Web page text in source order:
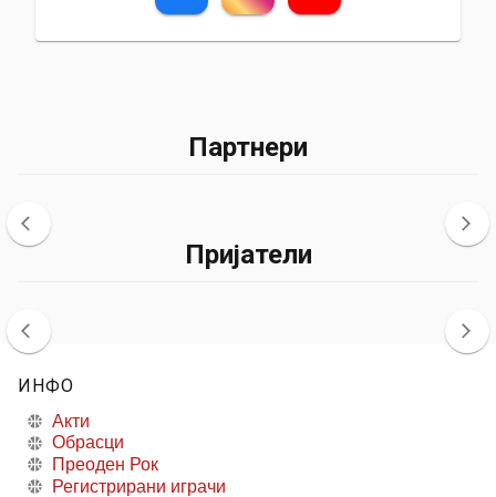
Партнери
Пријатели
ИНФО
Акти
Обрасци
Преоден Рок
Регистрирани играчи